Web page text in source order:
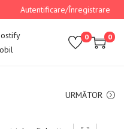
Autentificare/Înregistrare
0 0
URMĂTOR